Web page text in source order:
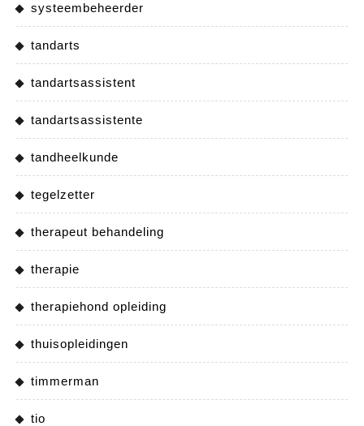
systeembeheerder
tandarts
tandartsassistent
tandartsassistente
tandheelkunde
tegelzetter
therapeut behandeling
therapie
therapiehond opleiding
thuisopleidingen
timmerman
tio